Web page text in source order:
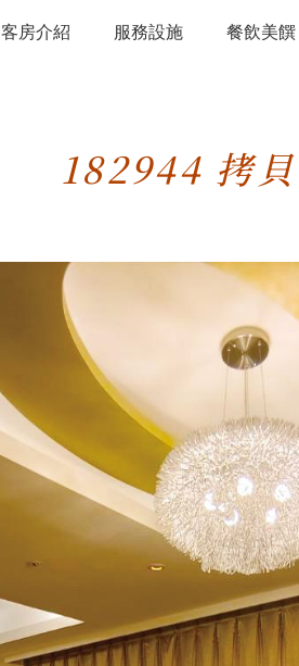
客房介紹 服務設施 餐飲美饌
182944 拷貝